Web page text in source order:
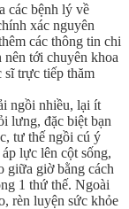
các bệnh lý về
xác nguyên
các thông tin chi
tới chuyên khoa
sĩ trực tiếp thăm
ngồi nhiều, lại ít
lưng, đặc biệt bạn
tư thế ngồi cú ý
lực lên cột sống,
giữa giờ bằng cách
1 thứ thế. Ngoài
rèn luyện sức khỏe